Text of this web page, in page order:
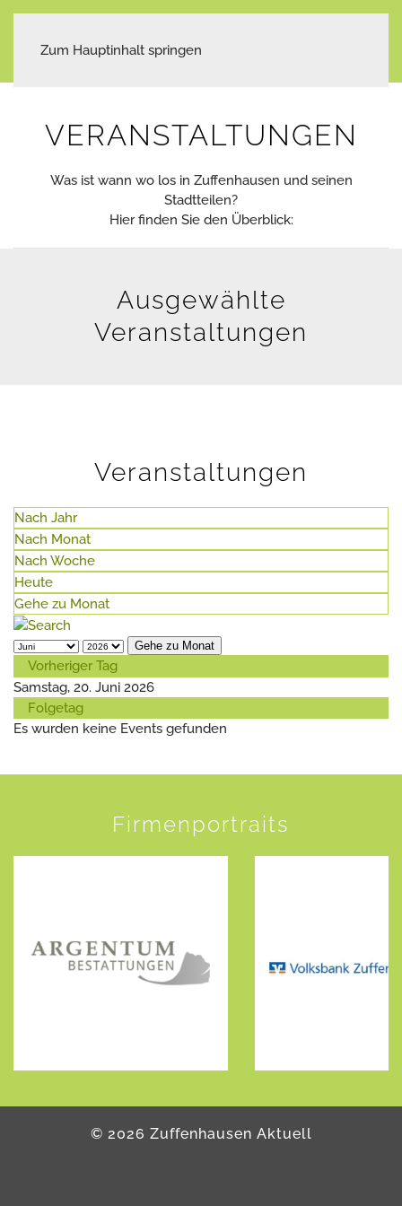
Zum Hauptinhalt springen
VERANSTALTUNGEN
Was ist wann wo los in Zuffenhausen und seinen
Stadtteilen?
Hier finden Sie den Überblick:
Ausgewählte
Veranstaltungen
Veranstaltungen
Nach Jahr
Nach Monat
Nach Woche
Heute
Gehe zu Monat
Gehe zu Monat
Vorheriger Tag
Samstag, 20. Juni 2026
Folgetag
Es wurden keine Events gefunden
Firmenportraits
© 2026 Zuffenhausen Aktuell